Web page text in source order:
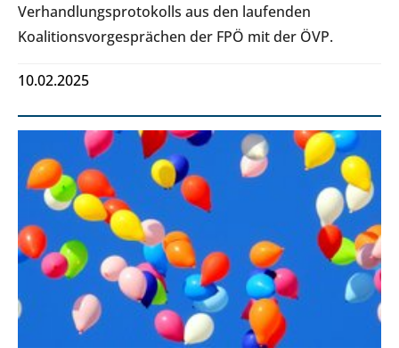
Verhandlungsprotokolls aus den laufenden
Koalitionsvorgesprächen der FPÖ mit der ÖVP.
10.02.2025